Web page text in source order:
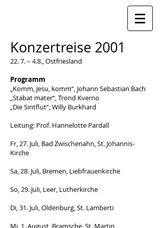
Konzertreise 2001
22. 7. – 4.8., Ostfriesland
Programm
„Komm, Jesu, komm“, Johann Sebastian Bach
„Stabat mater“, Trond Kverno
„Die Sintflut“, Willy Burkhard
Leitung: Prof. Hannelotte Pardall
Fr, 27. Juli, Bad Zwischenahn, St. Johannis-
Kirche
Sa, 28. Juli, Bremen, Liebfrauenkirche
So, 29. Juli, Leer, Lutherkirche
Di, 31. Juli, Oldenburg, St. Lamberti
Mi, 1. August, Bramsche, St. Martin